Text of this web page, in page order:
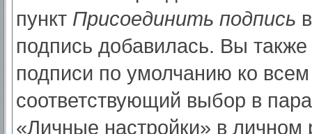
пункт Присоединить подпись
подпись добавилась. Вы
подписи по умолчанию ко
соответствующий выбор в
«Личные настройки» в